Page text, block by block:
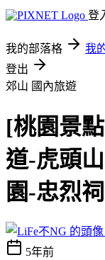
登
我的部落格 我
登出
郊山 國內旅遊
[桃園景
道-虎頭
園-忠烈
5年前